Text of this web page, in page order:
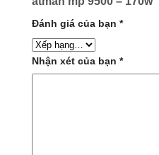
Đánh giá của bạn *
Nhận xét của bạn *